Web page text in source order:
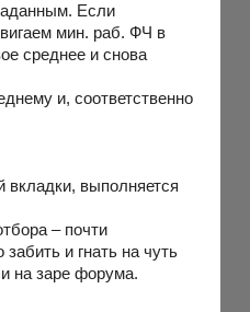
Если
мин. раб. ФЧ в
среднее и снова
и, соответственно
вкладки, выполняется
– почти
и гнать на чуть
на заре форума.